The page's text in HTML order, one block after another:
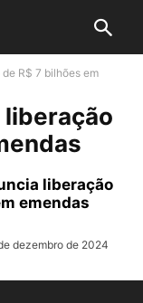
R$ 7 bilhões em
liberação
liberação
emendas
dezembro de 2024